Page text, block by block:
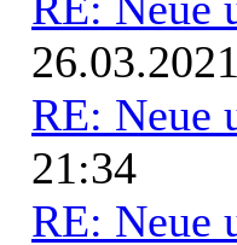
RE: Neue
21:34
RE: Neue